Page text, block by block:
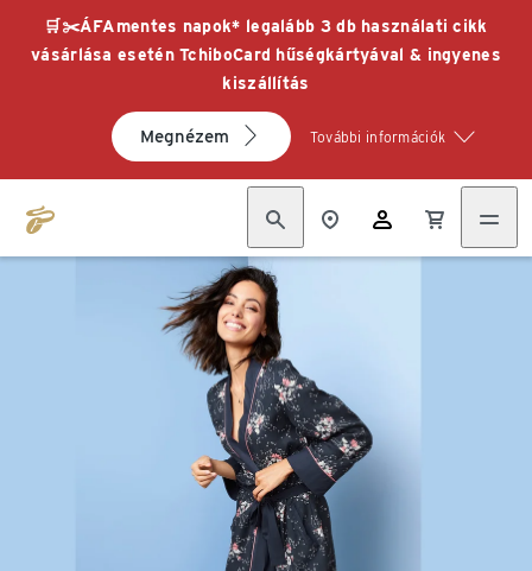
🛒✂️ÁFAmentes napok* legalább 3 db használati cikk
vásárlása esetén TchiboCard hűségkártyával & ingyenes
kiszállítás
Megnézem További információk